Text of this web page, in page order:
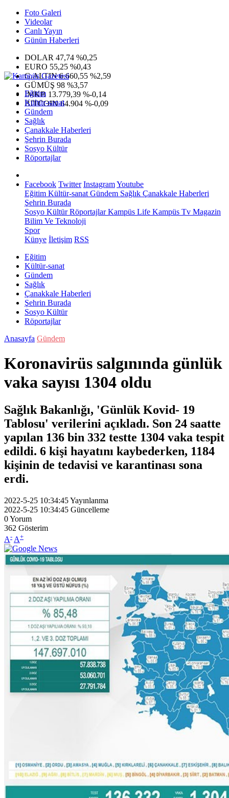
Foto Galeri
Videolar
Canlı Yayın
Günün Haberleri
DOLAR 47,74 %0,25
EURO 55,25 %0,43
G.ALTIN6.660,55 %2,59
GÜMÜŞ 98 %3,57
IMKB 13.779,39 %-0,14
BITCOIN64.904 %-0,09
Eğitim
Kültür-sanat
Gündem
Sağlık
Çanakkale Haberleri
Şehrin Burada
Sosyo Kültür
Röportajlar
Facebook Twitter InstagramYoutube
Eğitim Kültür-sanat Gündem Sağlık Çanakkale Haberleri
Şehrin Burada
Sosyo KültürRöportajlarKampüs Life Kampüs Tv Magazin
Bilim Ve Teknoloji
Spor
Künye İletişim RSS
Eğitim
Kültür-sanat
Gündem
Sağlık
Çanakkale Haberleri
Şehrin Burada
Sosyo Kültür
Röportajlar
Anasayfa Gündem
Koronavirüs salgınında günlük
vaka sayısı 1304 oldu
Sağlık Bakanlığı, 'Günlük Kovid- 19
Tablosu' verilerini açıkladı. Son 24 saatte
yapılan 136 bin 332 testte 1304 vaka tespit
edildi. 6 kişi hayatını kaybederken, 1184
kişinin de tedavisi ve karantinası sona
erdi.
2022-5-25 10:34:45Yayınlanma
2022-5-25 10:34:45 Güncelleme
0Yorum
362 Gösterim
A- A+